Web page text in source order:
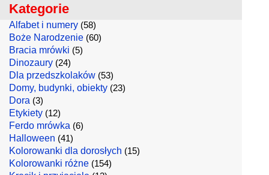
Kategorie
Alfabet i numery (58)
Boże Narodzenie (60)
Bracia mrówki (5)
Dinozaury (24)
Dla przedszkolaków (53)
Domy, budynki, obiekty (23)
Dora (3)
Etykiety (12)
Ferdo mrówka (6)
Halloween (41)
Kolorowanki dla dorosłych (15)
Kolorowanki różne (154)